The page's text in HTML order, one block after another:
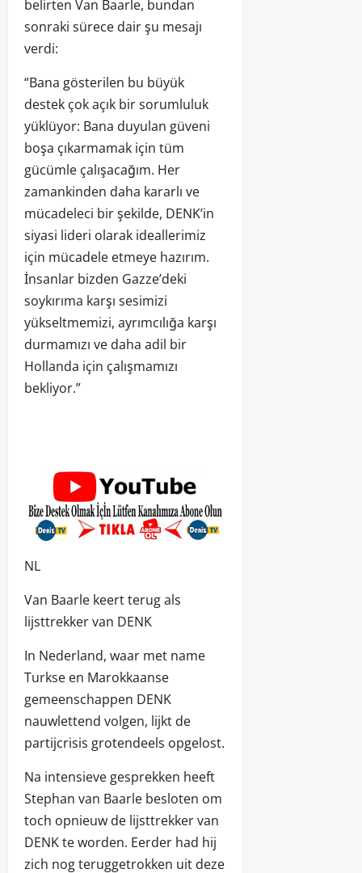
belirten Van Baarle, bundan
sonraki sürece dair şu mesajı
verdi:
“Bana gösterilen bu büyük
destek çok açık bir sorumluluk
yüklüyor: Bana duyulan güveni
boşa çıkarmamak için tüm
gücümle çalışacağım. Her
zamankinden daha kararlı ve
mücadeleci bir şekilde, DENK’in
siyasi lideri olarak ideallerimiz
için mücadele etmeye hazırım.
İnsanlar bizden Gazze’deki
soykırıma karşı sesimizi
yükseltmemizi, ayrımcılığa karşı
durmamızı ve daha adil bir
Hollanda için çalışmamızı
bekliyor.”
NL
Van Baarle keert terug als
lijsttrekker van DENK
In Nederland, waar met name
Turkse en Marokkaanse
gemeenschappen DENK
nauwlettend volgen, lijkt de
partijcrisis grotendeels opgelost.
Na intensieve gesprekken heeft
Stephan van Baarle besloten om
toch opnieuw de lijsttrekker van
DENK te worden. Eerder had hij
zich nog teruggetrokken uit deze